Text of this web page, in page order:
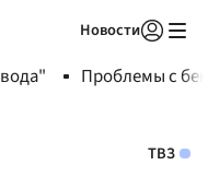
Новости
Проблемы с
ТВЗ